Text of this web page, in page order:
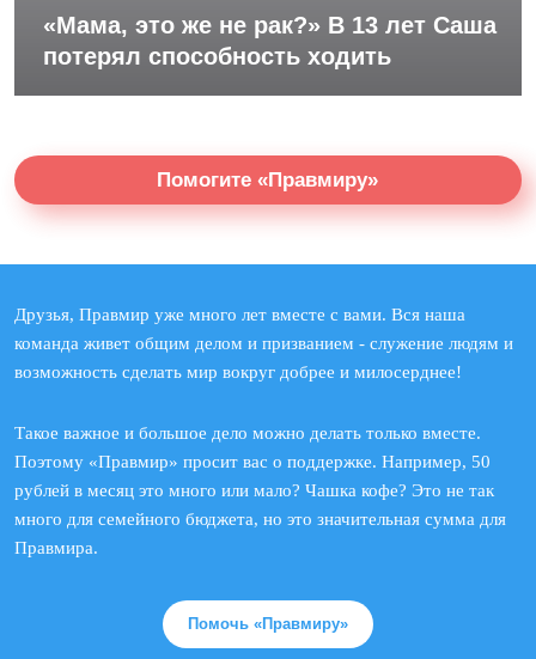
«Мама, это же не рак?» В 13 лет Саша
потерял способность ходить
Помогите «Правмиру»
Друзья, Правмир уже много лет вместе с вами. Вся наша
команда живет общим делом и призванием - служение людям и
возможность сделать мир вокруг добрее и милосерднее!
Такое важное и большое дело можно делать только вместе.
Поэтому «Правмир» просит вас о поддержке. Например, 50
рублей в месяц это много или мало? Чашка кофе? Это не так
много для семейного бюджета, но это значительная сумма для
Правмира.
Помочь «Правмиру»